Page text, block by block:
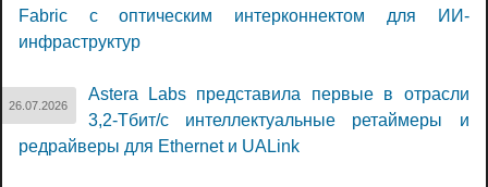
Fabric с оптическим интерконнектом для ИИ-
инфраструктур
26.07.2026
Astera Labs представила первые в отрасли
3,2-Тбит/с интеллектуальные ретаймеры и
редрайверы для Ethernet и UALink